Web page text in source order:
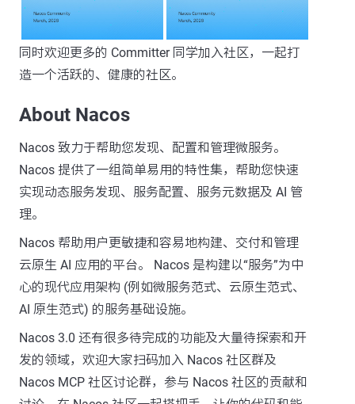
同时欢迎更多的 Committer 同学加入社区，一起打
造一个活跃的、健康的社区。
About Nacos
Nacos 致力于帮助您发现、配置和管理微服务。
Nacos 提供了一组简单易用的特性集，帮助您快速
实现动态服务发现、服务配置、服务元数据及 AI 管
理。
Nacos 帮助用户更敏捷和容易地构建、交付和管理
云原生 AI 应用的平台。 Nacos 是构建以“服务”为中
心的现代应用架构 (例如微服务范式、云原生范式、
AI 原生范式) 的服务基础设施。
Nacos 3.0 还有很多待完成的功能及大量待探索和开
发的领域，欢迎大家扫码加入 Nacos 社区群及
Nacos MCP 社区讨论群，参与 Nacos 社区的贡献和